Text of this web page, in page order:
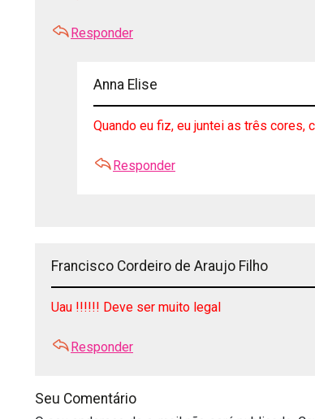
Responder
Anna Elise
Quando eu fiz, eu juntei as três
Responder
Francisco Cordeiro de Araujo Filho
Uau !!!!!! Deve ser muito legal
Responder
Seu Comentário